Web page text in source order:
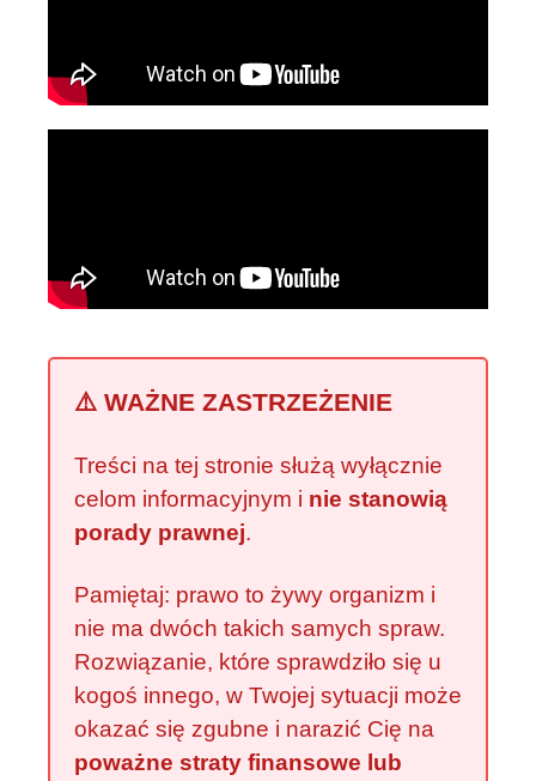
⚠️ WAŻNE ZASTRZEŻENIE
Treści na tej stronie służą wyłącznie
celom informacyjnym i nie stanowią
porady prawnej.
Pamiętaj: prawo to żywy organizm i
nie ma dwóch takich samych spraw.
Rozwiązanie, które sprawdziło się u
kogoś innego, w Twojej sytuacji może
okazać się zgubne i narazić Cię na
poważne straty finansowe lub